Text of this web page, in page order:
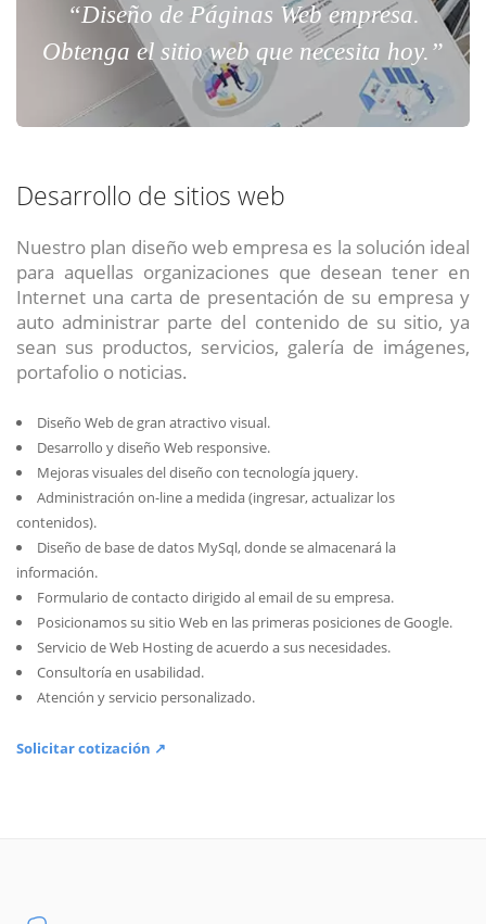
“Diseño de Páginas Web empresa.
Obtenga el sitio web que necesita hoy.”
Desarrollo de sitios web
Nuestro plan diseño web empresa es la solución ideal
para aquellas organizaciones que desean tener en
Internet una carta de presentación de su empresa y
auto administrar parte del contenido de su sitio, ya
sean sus productos, servicios, galería de imágenes,
portafolio o noticias.
Diseño Web de gran atractivo visual.
Desarrollo y diseño Web responsive.
Mejoras visuales del diseño con tecnología jquery.
Administración on-line a medida (ingresar, actualizar los
contenidos).
Diseño de base de datos MySql, donde se almacenará la
información.
Formulario de contacto dirigido al email de su empresa.
Posicionamos su sitio Web en las primeras posiciones de Google.
Servicio de Web Hosting de acuerdo a sus necesidades.
Consultoría en usabilidad.
Atención y servicio personalizado.
Solicitar cotización ↗